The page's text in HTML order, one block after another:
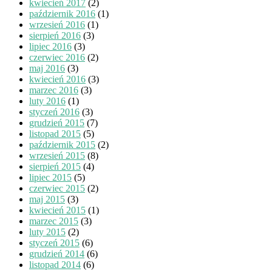
kwiecień 2017 (2)
październik 2016 (1)
wrzesień 2016 (1)
sierpień 2016 (3)
lipiec 2016 (3)
czerwiec 2016 (2)
maj 2016 (3)
kwiecień 2016 (3)
marzec 2016 (3)
luty 2016 (1)
styczeń 2016 (3)
grudzień 2015 (7)
listopad 2015 (5)
październik 2015 (2)
wrzesień 2015 (8)
sierpień 2015 (4)
lipiec 2015 (5)
czerwiec 2015 (2)
maj 2015 (3)
kwiecień 2015 (1)
marzec 2015 (3)
luty 2015 (2)
styczeń 2015 (6)
grudzień 2014 (6)
listopad 2014 (6)